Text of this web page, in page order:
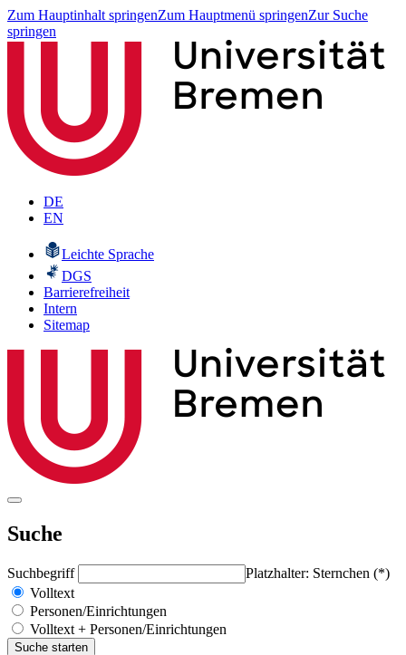
Zum Hauptinhalt springenZum Hauptmenü springenZur Suche
springen
DE
EN
Leichte Sprache
DGS
Barrierefreiheit
Intern
Sitemap
Suche
Suchbegriff
Platzhalter: Sternchen (*)
Volltext
Personen/Einrichtungen
Volltext + Personen/Einrichtungen